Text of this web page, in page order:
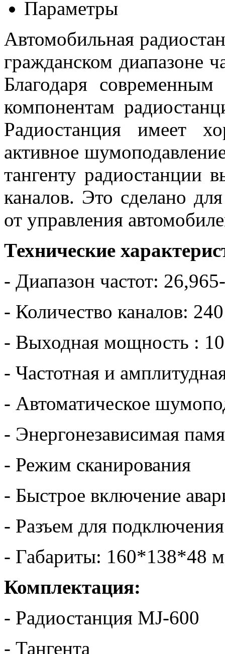
Параметры
Автомобильная
гражданском диапазоне
Благодаря
компонентам
Радиостанция имеет
активное
тангенту радиостанции
каналов. Это сделано
от управления
Технические
- Диапазон частот:
- Количество каналов:
- Выходная мощность :
- Частотная и
- Автоматическое
- Энергонезависимая
- Режим сканирования
- Быстрое включение
- Разъем для
- Габариты: 160*138*48
Комплектация:
- Радиостанция MJ-600
- Тангента